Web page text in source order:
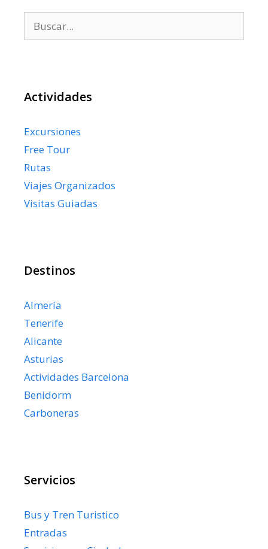
Actividades
Excursiones
Free Tour
Rutas
Viajes Organizados
Visitas Guiadas
Destinos
Almería
Tenerife
Alicante
Asturias
Actividades Barcelona
Benidorm
Carboneras
Servicios
Bus y Tren Turistico
Entradas